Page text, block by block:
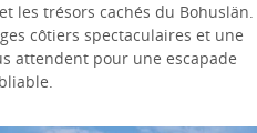
les trésors cachés du Bohuslän.
côtiers spectaculaires et une
attendent pour une escapade